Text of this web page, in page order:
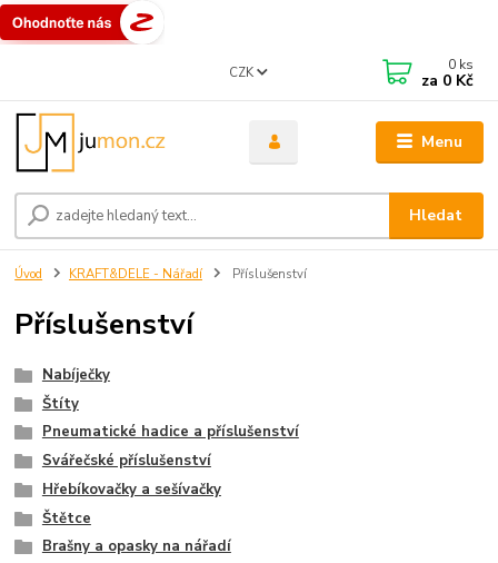
Menu
CZK
Hledat
0 ks
za 0 Kč
Úvod KRAFT&DELE - Nářadí Příslušenství
Příslušenství
Nabíječky
Štíty
Pneumatické hadice a příslušenství
Svářečské příslušenství
Hřebíkovačky a sešívačky
Štětce
Brašny a opasky na nářadí